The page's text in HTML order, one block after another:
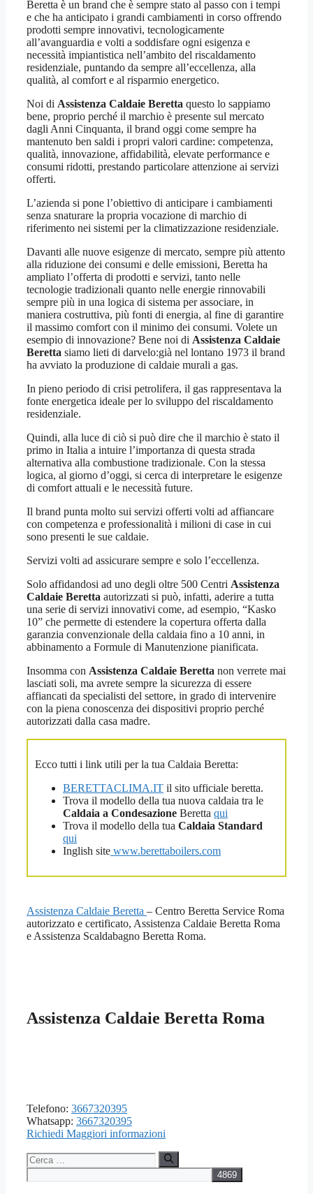
Beretta è un brand che è sempre stato al passo con i tempi
e che ha anticipato i grandi cambiamenti in corso offrendo
prodotti sempre innovativi, tecnologicamente
all’avanguardia e volti a soddisfare ogni esigenza e
necessità impiantistica nell’ambito del riscaldamento
residenziale, puntando da sempre all’eccellenza, alla
qualità, al comfort e al risparmio energetico.
Noi di Assistenza Caldaie Beretta questo lo sappiamo
bene, proprio perché il marchio è presente sul mercato
dagli Anni Cinquanta, il brand oggi come sempre ha
mantenuto ben saldi i propri valori cardine: competenza,
qualità, innovazione, affidabilità, elevate performance e
consumi ridotti, prestando particolare attenzione ai servizi
offerti.
L’azienda si pone l’obiettivo di anticipare i cambiamenti
senza snaturare la propria vocazione di marchio di
riferimento nei sistemi per la climatizzazione residenziale.
Davanti alle nuove esigenze di mercato, sempre più attento
alla riduzione dei consumi e delle emissioni, Beretta ha
ampliato l’offerta di prodotti e servizi, tanto nelle
tecnologie tradizionali quanto nelle energie rinnovabili
sempre più in una logica di sistema per associare, in
maniera costruttiva, più fonti di energia, al fine di garantire
il massimo comfort con il minimo dei consumi. Volete un
esempio di innovazione? Bene noi di Assistenza Caldaie
Beretta siamo lieti di darvelo:già nel lontano 1973 il brand
ha avviato la produzione di caldaie murali a gas.
In pieno periodo di crisi petrolifera, il gas rappresentava la
fonte energetica ideale per lo sviluppo del riscaldamento
residenziale.
Quindi, alla luce di ciò si può dire che il marchio è stato il
primo in Italia a intuire l’importanza di questa strada
alternativa alla combustione tradizionale. Con la stessa
logica, al giorno d’oggi, si cerca di interpretare le esigenze
di comfort attuali e le necessità future.
Il brand punta molto sui servizi offerti volti ad affiancare
con competenza e professionalità i milioni di case in cui
sono presenti le sue caldaie.
Servizi volti ad assicurare sempre e solo l’eccellenza.
Solo affidandosi ad uno degli oltre 500 Centri Assistenza
Caldaie Beretta autorizzati si può, infatti, aderire a tutta
una serie di servizi innovativi come, ad esempio, “Kasko
10” che permette di estendere la copertura offerta dalla
garanzia convenzionale della caldaia fino a 10 anni, in
abbinamento a Formule di Manutenzione pianificata.
Insomma con Assistenza Caldaie Beretta non verrete mai
lasciati soli, ma avrete sempre la sicurezza di essere
affiancati da specialisti del settore, in grado di intervenire
con la piena conoscenza dei dispositivi proprio perché
autorizzati dalla casa madre.
Ecco tutti i link utili per la tua Caldaia Beretta:
BERETTACLIMA.IT il sito ufficiale beretta.
Trova il modello della tua nuova caldaia tra le
Caldaia a Condesazione Beretta qui
Trova il modello della tua Caldaia Standard
qui
Inglish site www.berettaboilers.com
Assistenza Caldaie Beretta – Centro Beretta Service Roma
autorizzato e certificato, Assistenza Caldaie Beretta Roma
e Assistenza Scaldabagno Beretta Roma.
Assistenza Caldaie Beretta Roma
Telefono: 3667320395
Whatsapp: 3667320395
Richiedi Maggiori informazioni
Ricerca
per: